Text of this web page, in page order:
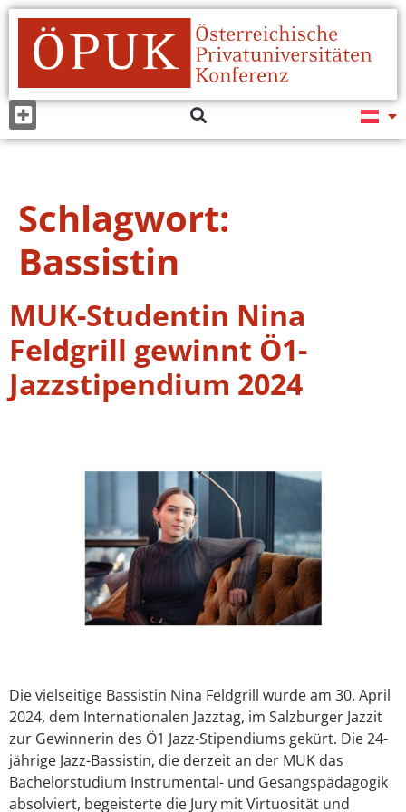
Schlagwort:
Bassistin
MUK-Studentin Nina
Feldgrill gewinnt Ö1-
Jazzstipendium 2024
Die vielseitige Bassistin Nina Feldgrill wurde am 30. April
2024, dem Internationalen Jazztag, im Salzburger Jazzit
zur Gewinnerin des Ö1 Jazz-Stipendiums gekürt. Die 24-
jährige Jazz-Bassistin, die derzeit an der MUK das
Bachelorstudium Instrumental- und Gesangspädagogik
absolviert, begeisterte die Jury mit Virtuosität und